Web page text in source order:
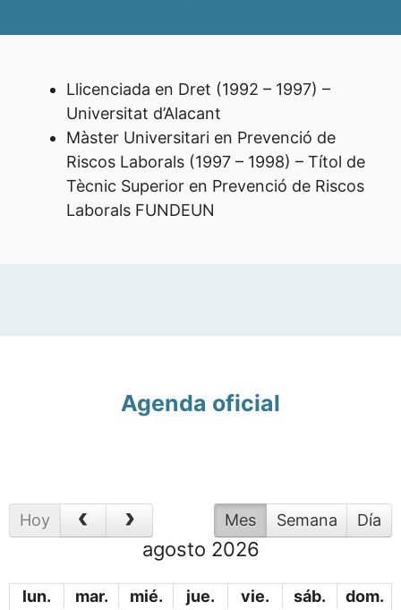
Llicenciada en Dret (1992 – 1997) –
Universitat d’Alacant
Màster Universitari en Prevenció de
Riscos Laborals (1997 – 1998) – Títol de
Tècnic Superior en Prevenció de Riscos
Laborals FUNDEUN
Agenda oficial
Hoy Mes Semana Día
agosto 2026
lun. mar. mié. jue. vie. sáb. dom.